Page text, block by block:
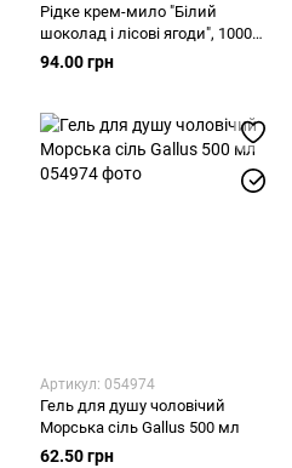
Рідке крем-мило "Білий
шоколад і лісові ягоди", 1000
мл Milky Dream
94.00 грн
Артикул: 054974
Гель для душу чоловічий
Морська сіль Gallus 500 мл
62.50 грн